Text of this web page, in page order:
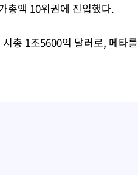
총액 10위권에 진입했다.
총 1조5600억 달러로, 메타